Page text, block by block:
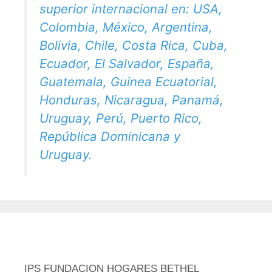
superior internacional en: USA,
Colombia, México, Argentina,
Bolivia, Chile, Costa Rica, Cuba,
Ecuador, El Salvador, España,
Guatemala, Guinea Ecuatorial,
Honduras, Nicaragua, Panamá,
Uruguay, Perú, Puerto Rico,
República Dominicana y
Uruguay.
IPS FUNDACION HOGARES BETHEL